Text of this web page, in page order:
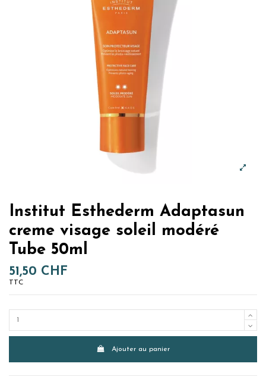
Institut Esthederm Adaptasun
creme visage soleil modéré
Tube 50ml
51,50 CHF
TTC
Ajouter au panier